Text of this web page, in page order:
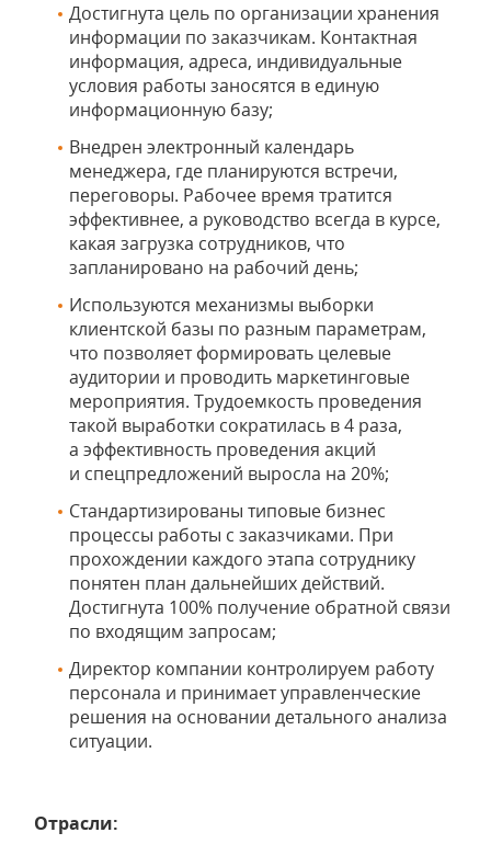
Достигнута цель по организации хранения
информации по заказчикам. Контактная
информация, адреса, индивидуальные
условия работы заносятся в единую
информационную базу;
Внедрен электронный календарь
менеджера, где планируются встречи,
переговоры. Рабочее время тратится
эффективнее, а руководство всегда в курсе,
какая загрузка сотрудников, что
запланировано на рабочий день;
Используются механизмы выборки
клиентской базы по разным параметрам,
что позволяет формировать целевые
аудитории и проводить маркетинговые
мероприятия. Трудоемкость проведения
такой выработки сократилась в 4 раза,
а эффективность проведения акций
и спецпредложений выросла на 20%;
Стандартизированы типовые бизнес
процессы работы с заказчиками. При
прохождении каждого этапа сотруднику
понятен план дальнейших действий.
Достигнута 100% получение обратной связи
по входящим запросам;
Директор компании контролируем работу
персонала и принимает управленческие
решения на основании детального анализа
ситуации.
Отрасли: